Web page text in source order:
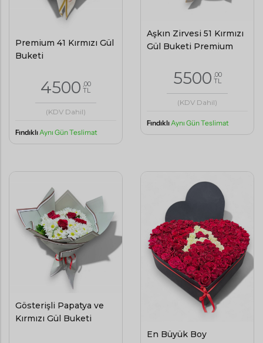
Premium 41 Kırmızı Gül
Buketi
4500 ,00
TL
(KDV Dahil)
FındıklıAynı Gün Teslimat
Aşkın Zirvesi 51 Kırmızı
Gül Buketi Premium
5500 ,00
TL
(KDV Dahil)
FındıklıAynı Gün Teslimat
Gösterişli Papatya ve
Kırmızı Gül Buketi
En Büyük Boy